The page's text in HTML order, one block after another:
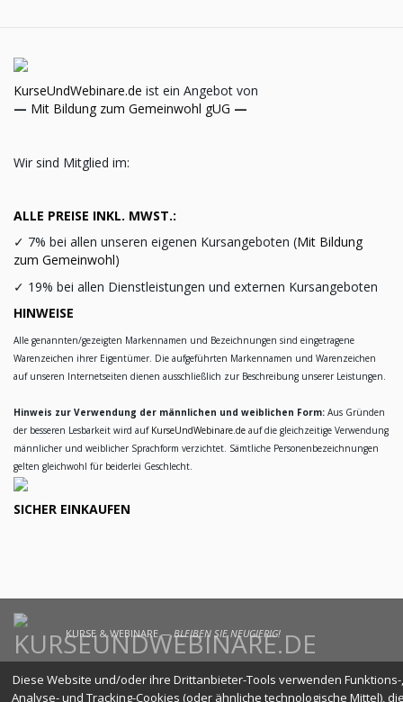
KurseUndWebinare.de ist ein Angebot von
— Mit Bildung zum Gemeinwohl gUG —
Wir sind Mitglied im:
ALLE PREISE INKL. MWST.:
✓ 7% bei allen unseren eigenen Kursangeboten (Mit Bildung
zum Gemeinwohl)
✓ 19% bei allen Dienstleistungen und externen Kursangeboten
HINWEISE
Alle genannten/gezeigten Markennamen und Bezeichnungen sind eingetragene
Warenzeichen ihrer Eigentümer. Die aufgeführten Markennamen und Warenzeichen
auf unseren Internetseiten dienen ausschließlich zur Beschreibung unserer Leistungen.
Hinweis zur Verwendung der männlichen und weiblichen Form: Aus Gründen
der besseren Lesbarkeit wird auf KurseUndWebinare.de auf die gleichzeitige Verwendung
männlicher und weiblicher Sprachform verzichtet. Sämtliche Personenbezeichnungen
gelten gleichwohl für beiderlei Geschlecht.
SICHER EINKAUFEN
KURSE & WEBINARE —BLEIBEN SIE NEUGIERIG!
Diese Website und/oder ihre Drittanbieter-Tools verwenden Funktions-,
Analyse- und Tracking-Cookies (oder ähnliche technologische Mittel),